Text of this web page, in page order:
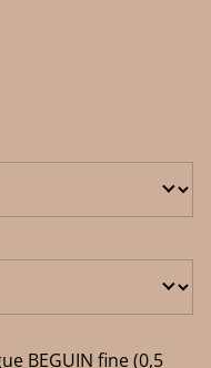
BEGUIN fine (0,5